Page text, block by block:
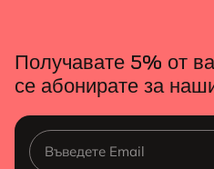
Получавате 5% от
се абонирате за